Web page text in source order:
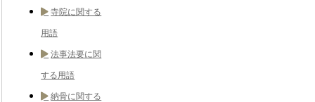
寺院に関する
用語
法事法要に関
する用語
納骨に関する